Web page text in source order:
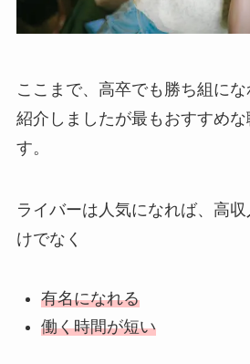
ここまで、高卒でも勝ち組に
紹介しましたが最もおすすめ
す。
ライバーは人気になれば、高
けでなく
有名になれる
働く時間が短い